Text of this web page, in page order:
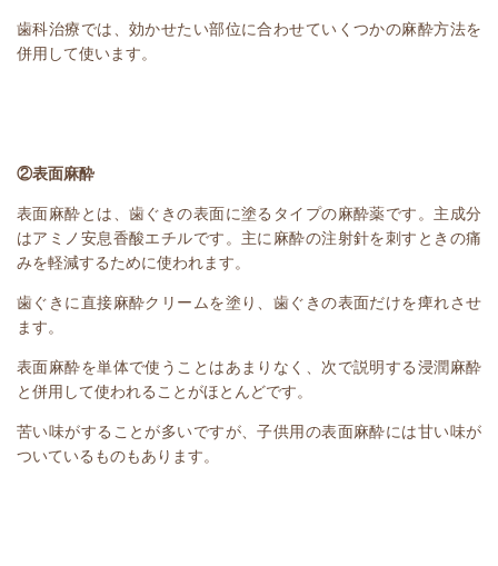
歯科治療では、効かせたい部位に合わせていくつかの麻酔方法を
併用して使います。
②表面麻酔
表面麻酔とは、歯ぐきの表面に塗るタイプの麻酔薬です。主成分
はアミノ安息香酸エチルです。主に麻酔の注射針を刺すときの痛
みを軽減するために使われます。
歯ぐきに直接麻酔クリームを塗り、歯ぐきの表面だけを痺れさせ
ます。
表面麻酔を単体で使うことはあまりなく、次で説明する浸潤麻酔
と併用して使われることがほとんどです。
苦い味がすることが多いですが、子供用の表面麻酔には甘い味が
ついているものもあります。